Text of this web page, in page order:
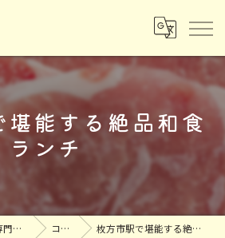
堪能する絶品和食
ランチ
大阪の豚汁なら豚汁専門店ベジ・美豚 コラム 枚方市駅で堪能する絶品和食ランチ